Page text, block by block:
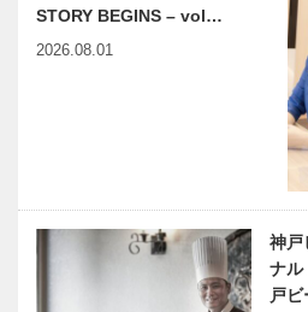
STORY BEGINS – vol…
2026.08.01
神戸
ナル
戸